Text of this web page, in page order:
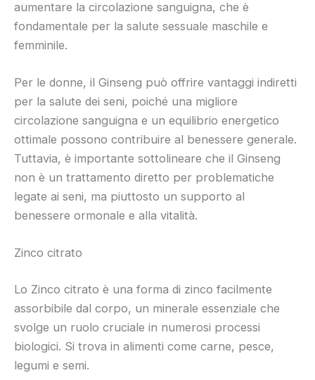
aumentare la circolazione sanguigna, che è
fondamentale per la salute sessuale maschile e
femminile.
Per le donne, il Ginseng può offrire vantaggi indiretti
per la salute dei seni, poiché una migliore
circolazione sanguigna e un equilibrio energetico
ottimale possono contribuire al benessere generale.
Tuttavia, è importante sottolineare che il Ginseng
non è un trattamento diretto per problematiche
legate ai seni, ma piuttosto un supporto al
benessere ormonale e alla vitalità.
Zinco citrato
Lo Zinco citrato è una forma di zinco facilmente
assorbibile dal corpo, un minerale essenziale che
svolge un ruolo cruciale in numerosi processi
biologici. Si trova in alimenti come carne, pesce,
legumi e semi.